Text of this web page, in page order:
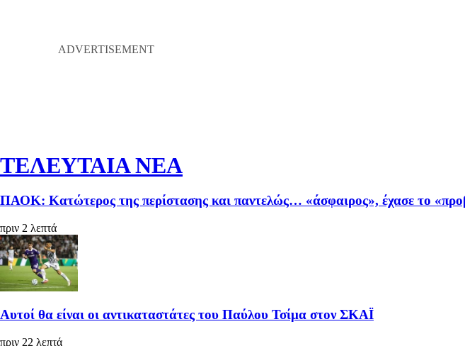
ΤΕΛΕΥΤΑΙΑ ΝΕΑ
ΠΑΟΚ: Κατώτερος της περίστασης και παντελώς… «άσφαιρος», έχασε το
πριν 2 λεπτά
Αυτοί θα είναι οι αντικαταστάτες του Παύλου Τσίμα στον ΣΚΑΪ
πριν 22 λεπτά